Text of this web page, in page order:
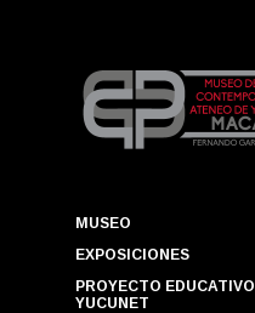
MUSEO
EXPOSICIONES
PROYECTO EDUCATIVO
YUCUNET